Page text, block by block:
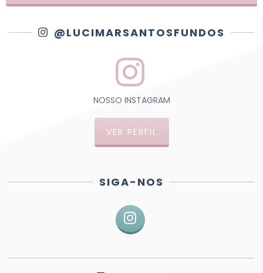
@LUCIMARSANTOSFUNDOS
NOSSO INSTAGRAM
VER PERFIL
SIGA-NOS